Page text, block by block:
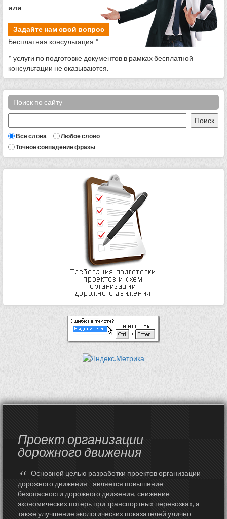
или
Задайте нам свой вопрос
Бесплатная консультация *
* услуги по подготовке документов в рамках бесплатной
консультации не оказываются.
Поиск по сайту
Все слова
Любое слово
Точное совпадение фразы
Проект организации
дорожного движения
“ Основной целью разработки проектов организации
дорожного движения - является повышение
безопасности дорожного движения, снижение
экономических потерь при транспортных перевозках, а
также улучшение экологических показателей улично-